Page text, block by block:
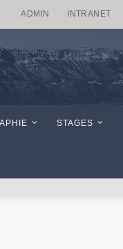
ADMIN INTRANET
STAGES